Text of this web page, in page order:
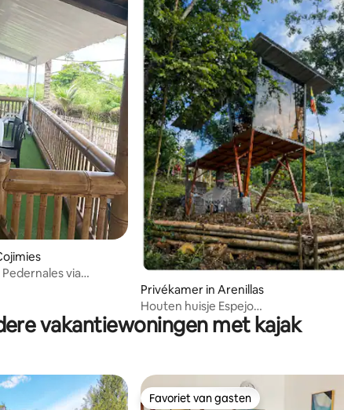
op 5, 31 recensies
via
Privékamer in Arenillas
Houten huisje Espejo
Tahuin_sport_ecolodge
vakantiewoningen met kajak
Favoriet van gasten
Favoriet van gasten